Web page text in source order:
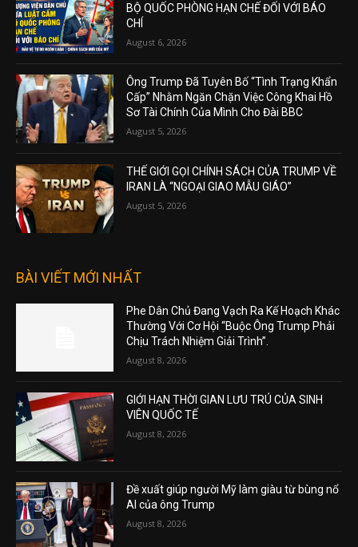
BỘ QUỐC PHÒNG HẠN CHẾ ĐỐI VỚI BÁO
CHÍ
August 6, 2026
Ông Trump Đã Tuyên Bố “Tình Trạng Khẩn
Cấp” Nhằm Ngăn Chặn Việc Công Khai Hồ
Sơ Tài Chính Của Mình Cho Đài BBC
August 5, 2026
THẾ GIỚI GỌI CHÍNH SÁCH CỦA TRUMP VỀ
IRAN LÀ “NGOẠI GIAO MẪU GIÁO”
August 5, 2026
BÀI VIẾT MỚI NHẤT
Phe Dân Chủ Đang Vạch Ra Kế Hoạch Khác
Thường Với Cơ Hội “Buộc Ông Trump Phải
Chịu Trách Nhiệm Giải Trình”.
August 8, 2026
GIỚI HẠN THỜI GIAN LƯU TRÚ CỦA SINH
VIÊN QUỐC TẾ
August 8, 2026
Đề xuất giúp người Mỹ làm giàu từ bùng nổ
AI của ông Trump
August 8, 2026